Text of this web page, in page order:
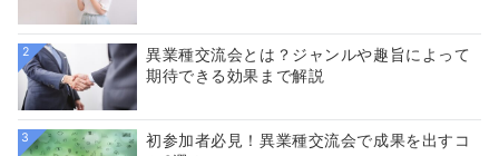
2
異業種交流会とは？ジャンルや趣旨によって
期待できる効果まで解説
3
初参加者必見！異業種交流会で成果を出すコ